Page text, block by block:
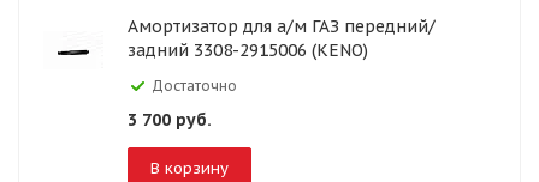
Амортизатор для а/м ГАЗ передний/
задний 3308-2915006 (KENO)
Достаточно
3 700 руб.
В корзину